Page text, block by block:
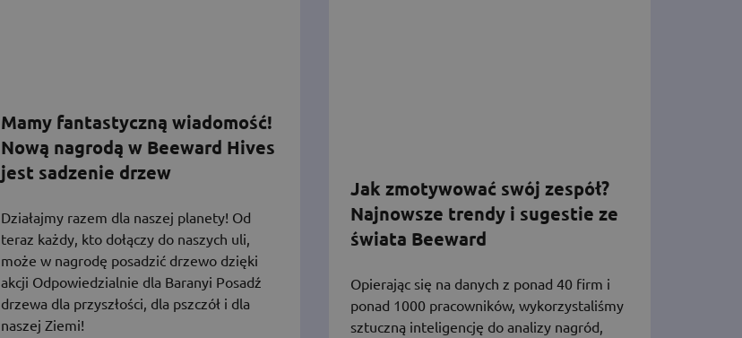
Mamy fantastyczną wiadomość!
Nową nagrodą w Beeward Hives
jest sadzenie drzew
Działajmy razem dla naszej planety! Od
teraz każdy, kto dołączy do naszych uli,
może w nagrodę posadzić drzewo dzięki
akcji Odpowiedzialnie dla Baranyi Posadź
drzewa dla przyszłości, dla pszczół i dla
naszej Ziemi!
Jak zmotywować swój zespół?
Najnowsze trendy i sugestie ze
świata Beeward
Opierając się na danych z ponad 40 firm i
ponad 1000 pracowników, wykorzystaliśmy
sztuczną inteligencję do analizy nagród,